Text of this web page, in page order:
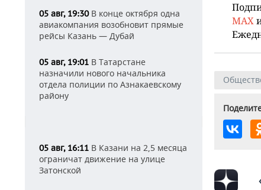
05 авг, 19:30В конце октября одна
авиакомпания возобновит прямые
рейсы Казань — Дубай
05 авг, 19:01 В Татарстане
назначили нового начальника
отдела полиции по Азнакаевскому
району
05 авг, 16:11 В Казани на 2,5 месяца
ограничат движение на улице
Затонской
MAX